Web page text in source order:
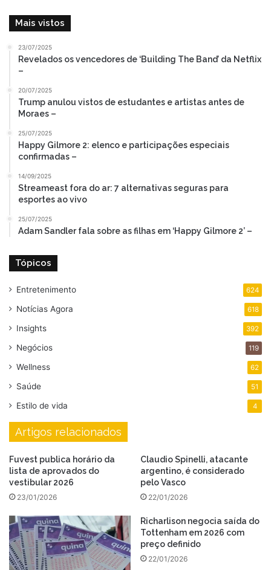
Mais vistos
23/07/2025
Revelados os vencedores de ‘Building The Band’ da Netflix
–
20/07/2025
Trump anulou vistos de estudantes e artistas antes de
Moraes –
25/07/2025
Happy Gilmore 2: elenco e participações especiais
confirmadas –
14/09/2025
Streameast fora do ar: 7 alternativas seguras para
esportes ao vivo
25/07/2025
Adam Sandler fala sobre as filhas em ‘Happy Gilmore 2’ –
Tópicos
Entretenimento 624
Notícias Agora 618
Insights 392
Negócios 119
Wellness 62
Saúde 51
Estilo de vida 4
Artigos relacionados
Fuvest publica horário da
lista de aprovados do
vestibular 2026
23/01/2026
Claudio Spinelli, atacante
argentino, é considerado
pelo Vasco
22/01/2026
Richarlison negocia saída do
Tottenham em 2026 com
preço definido
22/01/2026